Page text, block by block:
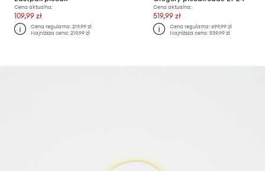
Cena aktualna:
109,99 zł
Cena regularna:219,99 zł
Najniższa cena:219,99 zł
Cena aktualna:
519,99 zł
Cena regularna: 699,99 zł
Najniższa cena: 539,99 zł